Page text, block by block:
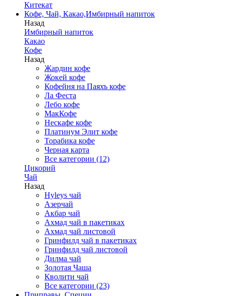
Китекат
Кофе, Чай, Какао,Имбирный напиток
Назад
Имбирный напиток
Какао
Кофе
Назад
Жардин кофе
Жокей кофе
Кофейня на Паяхъ кофе
Ла Феста
Лебо кофе
МакКофе
Нескафе кофе
Платинум Элит кофе
Торабика кофе
Черная карта
Все категории (12)
Цикорий
Чай
Назад
Hyleys чай
Азерчай
Акбар чай
Ахмад чай в пакетиках
Ахмад чай листовой
Гринфилд чай в пакетиках
Гринфилд чай листовой
Дилма чай
Золотая Чаша
Кволити чай
Все категории (23)